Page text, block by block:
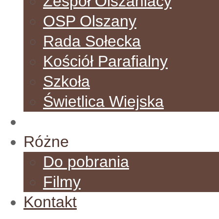
OSP Olszany
Rada Sołecka
Kościół Parafialny
Szkoła
Świetlica Wiejska
Różne
Do pobrania
Filmy
Kontakt